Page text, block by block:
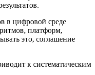
в цифровой среде
платформ,
это, соглашение
к систематическим